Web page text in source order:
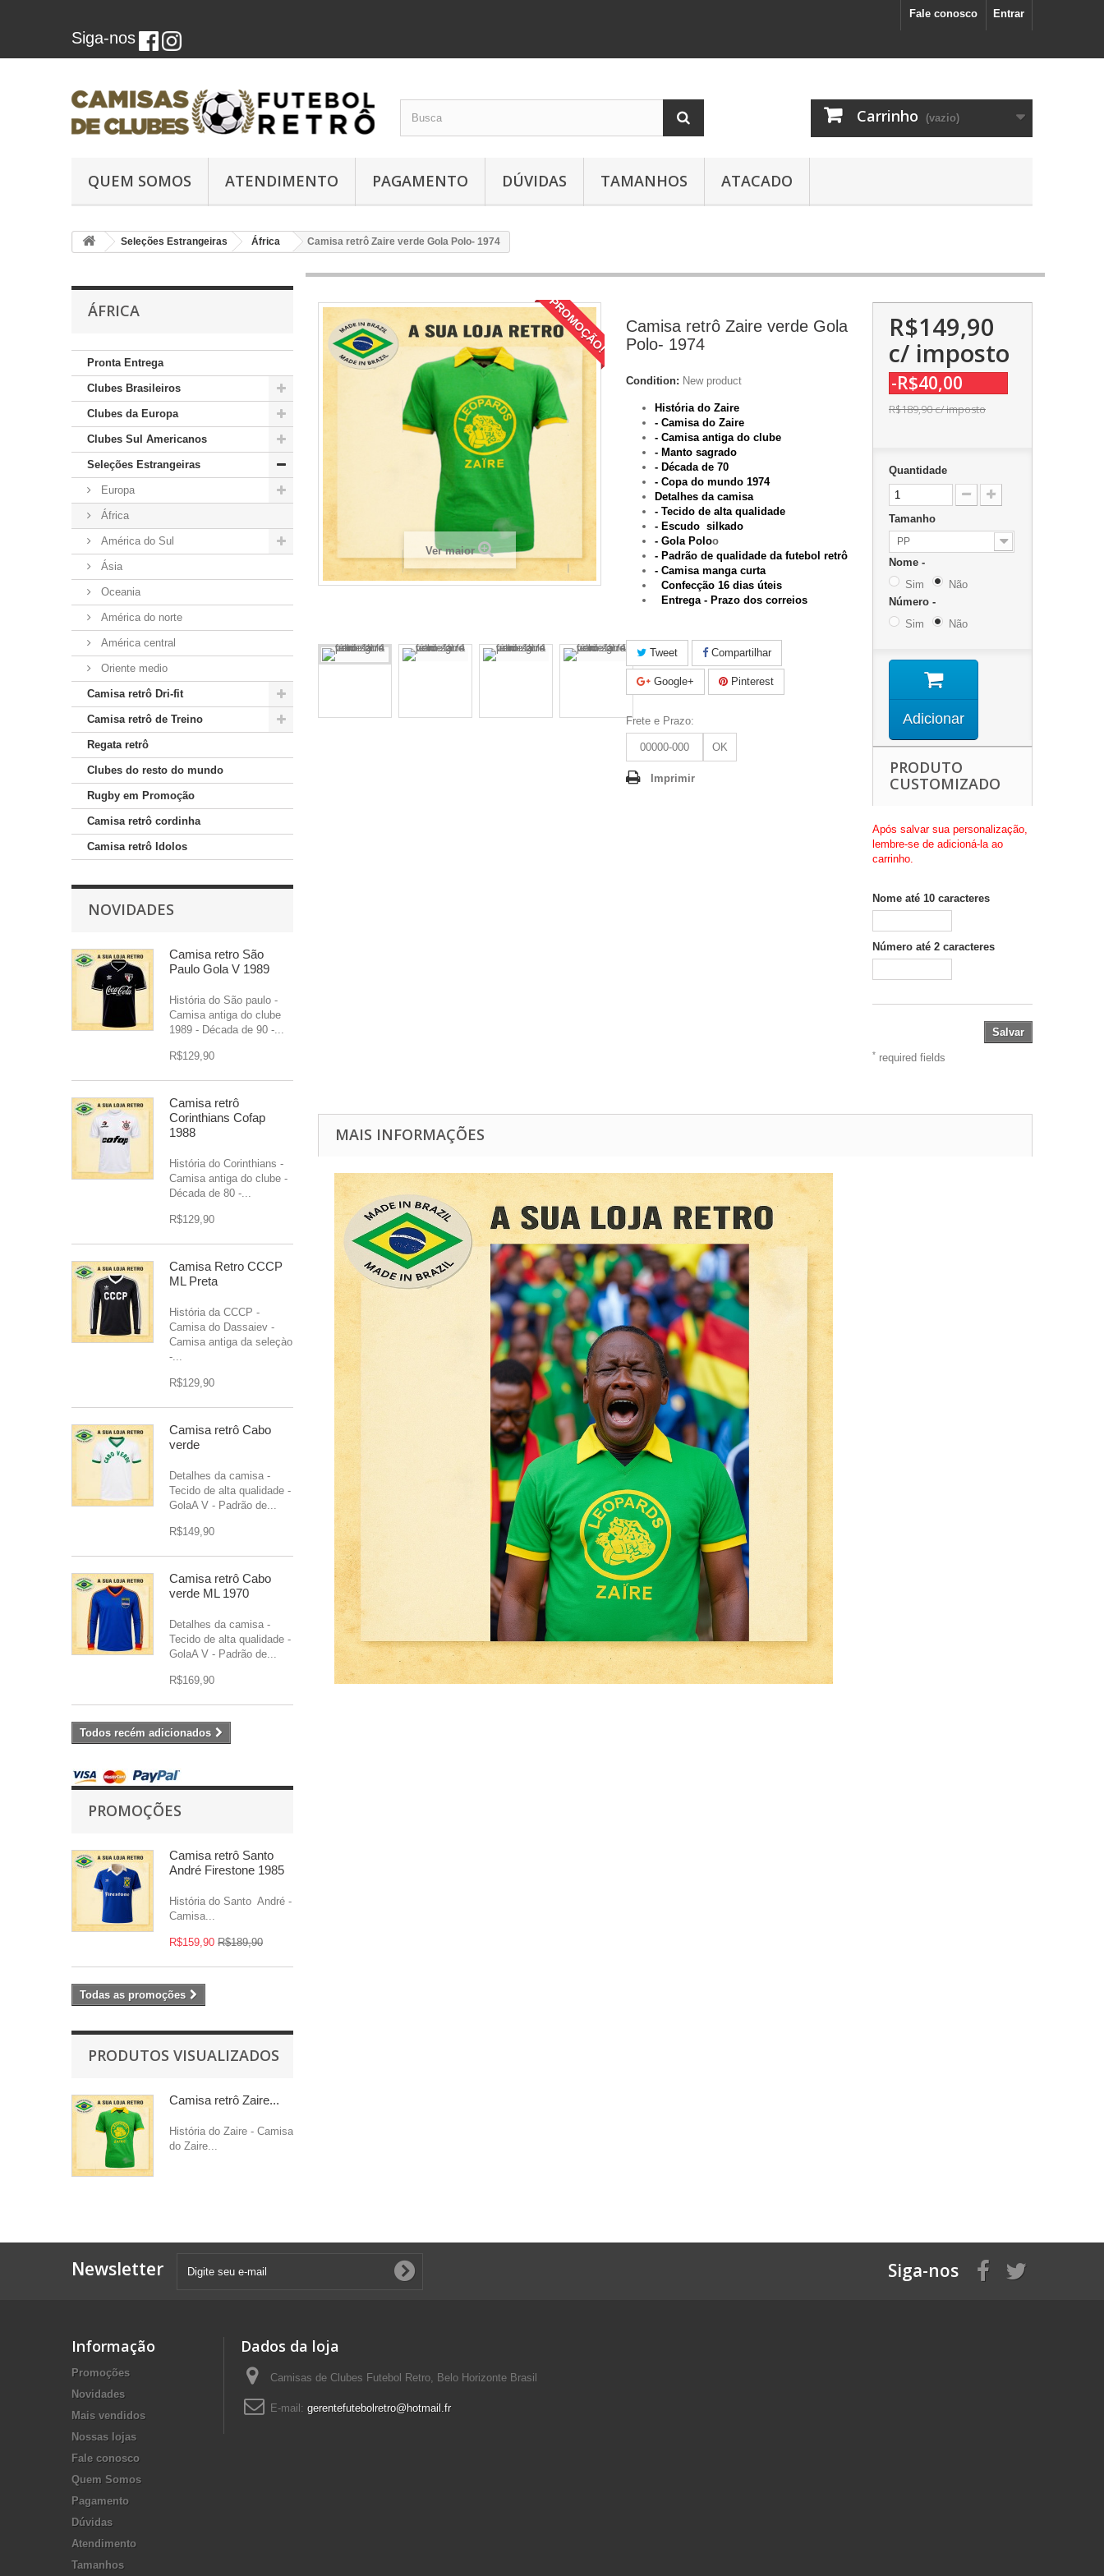
Entrar
Fale conosco
Siga-nos
Carrinho (vazio)
QUEM SOMOS ATENDIMENTO PAGAMENTO DÚVIDAS TAMANHOS ATACADO
Seleções Estrangeiras África Camisa retrô Zaire verde Gola Polo- 1974
ÁFRICA
Pronta Entrega
Clubes Brasileiros
Clubes da Europa
Clubes Sul Americanos
Seleções Estrangeiras
Europa
África
América do Sul
Ásia
Oceania
América do norte
América central
Oriente medio
Camisa retrô Dri-fit
Camisa retrô de Treino
Regata retrô
Clubes do resto do mundo
Rugby em Promoção
Camisa retrô cordinha
Camisa retrô Idolos
NOVIDADES
Camisa retro São
Paulo Gola V 1989
História do São paulo -
Camisa antiga do clube
1989 - Década de 90 -...
R$129,90
Camisa retrô
Corinthians Cofap
1988
História do Corinthians -
Camisa antiga do clube -
Década de 80 -...
R$129,90
Camisa Retro CCCP
ML Preta
História da CCCP -
Camisa do Dassaiev -
Camisa antiga da seleçào
-...
R$129,90
Camisa retrô Cabo
verde
Detalhes da camisa -
Tecido de alta qualidade -
GolaA V - Padrão de...
R$149,90
Camisa retrô Cabo
verde ML 1970
Detalhes da camisa -
Tecido de alta qualidade -
GolaA V - Padrão de...
R$169,90
Todos recém adicionados
PROMOÇÕES
Camisa retrô Santo
André Firestone 1985
História do Santo André -
Camisa...
R$159,90 R$189,90
Todas as promoções
PRODUTOS VISUALIZADOS
Camisa retrô Zaire...
História do Zaire - Camisa
do Zaire...
PROMOÇÃO!
Ver maior
Camisa retrô Zaire verde Gola
Polo- 1974
Condition: New product
História do Zaire
- Camisa do Zaire
- Camisa antiga do clube
- Manto sagrado
- Década de 70
- Copa do mundo 1974
Detalhes da camisa
- Tecido de alta qualidade
- Escudo silkado
- Gola Poloo
- Padrão de qualidade da futebol retrô
- Camisa manga curta
Confecção 16 dias úteis
Entrega - Prazo dos correios
Tweet Compartilhar
Google+ Pinterest
Frete e Prazo:
OK
Imprimir
R$149,90
c/ imposto
-R$40,00
R$189,90c/ imposto
Quantidade
Tamanho
PP
Nome -
Sim
Não
Número -
Sim
Não
Adicionar
PRODUTO
CUSTOMIZADO
Após salvar sua personalização,
lembre-se de adicioná-la ao
carrinho.
Nome até 10 caracteres
Número até 2 caracteres
Salvar
*required fields
MAIS INFORMAÇÕES
Newsletter Siga-nos
Informação
Promoções
Novidades
Mais vendidos
Nossas lojas
Fale conosco
Quem Somos
Pagamento
Dúvidas
Atendimento
Tamanhos
Dados da loja
Camisas de Clubes Futebol Retro, Belo Horizonte Brasil
E-mail: gerentefutebolretro@hotmail.fr